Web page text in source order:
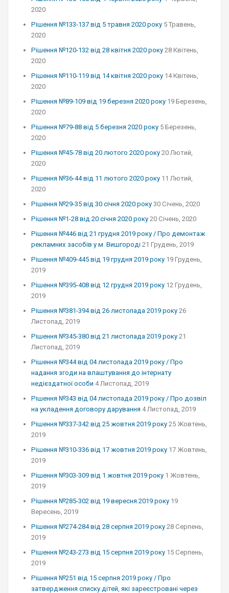
2020
Рішення №133-137 від 5 травня 2020 року 5 Травень,
2020
Рішення №120-132 від 28 квітня 2020 року 28 Квітень,
2020
Рішення №110-119 від 14 квітня 2020 року 14 Квітень,
2020
Рішення №89-109 від 19 березня 2020 року 19 Березень,
2020
Рішення №79-88 від 5 березня 2020 року 5 Березень,
2020
Рішення №45-78 від 20 лютого 2020 року 20 Лютий,
2020
Рішення №36-44 від 11 лютого 2020 року 11 Лютий,
2020
Рішення №29-35 від 30 січня 2020 року 30 Січень, 2020
Рішення №1-28 від 20 січня 2020 року 20 Січень, 2020
Рішення №446 від 21 грудня 2019 року / Про демонтаж
рекламних засобів у м. Вишгороді 21 Грудень, 2019
Рішення №409-445 від 19 грудня 2019 року 19 Грудень,
2019
Рішення №395-408 від 12 грудня 2019 року 12 Грудень,
2019
Рішення №381-394 від 26 листопада 2019 року 26
Листопад, 2019
Рішення №345-380 від 21 листопада 2019 року 21
Листопад, 2019
Рішення №344 від 04 листопада 2019 року / Про
надання згоди на влаштування до інтернату
недієздатної особи 4 Листопад, 2019
Рішення №343 від 04 листопада 2019 року / Про дозвіл
на укладення договору дарування 4 Листопад, 2019
Рішення №337-342 від 25 жовтня 2019 року 25 Жовтень,
2019
Рішення №310-336 від 17 жовтня 2019 року 17 Жовтень,
2019
Рішення №303-309 від 1 жовтня 2019 року 1 Жовтень,
2019
Рішення №285-302 від 19 вересня 2019 року 19
Вересень, 2019
Рішення №274-284 від 28 серпня 2019 року 28 Серпень,
2019
Рішення №243-273 від 15 серпня 2019 року 15 Серпень,
2019
Рішення №251 від 15 серпня 2019 року / Про
затвердження списку дітей, які зареєстровані через